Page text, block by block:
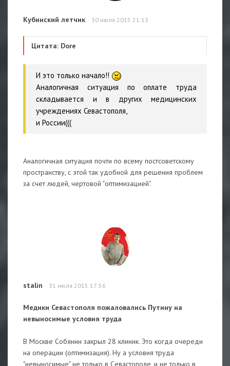
Кубинский летчик 30 июля 2015 21:13
Цитата: Dore
И это только начало!!
Аналогичная ситуация по оплате труда
складывается и в других медицинских
учреждениях Севастополя,
и России(((
Аналогичная ситуация почти по всему постсоветскому
пространству, с этой так удобной для решения проблем
за счет людей, чертовой "оптимизацией".
stalin 31 июля 2015 17:56
Медики Севастополя пожаловались Путину на
невыносимые условия труда
В Москве Собянин закрыл 28 клиник. Это когда очереди
на операции (оптимизация). Ну а условия труда
"невыносимые" не только в Севастополе, и не только в